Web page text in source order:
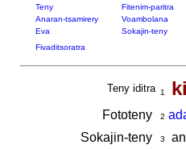
Teny Fitenim-paritra
Anaran-tsamirery
Voambolana
Eva
Sokajin-teny
Fivaditsoratra
Teny iditra 1
Fototeny 2
Sokajin-teny
3